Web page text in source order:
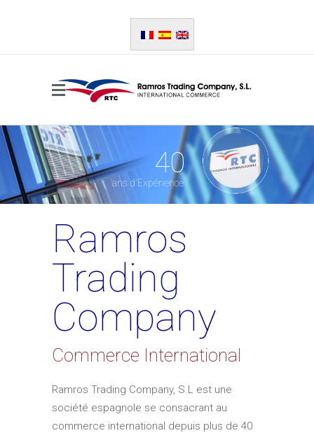
40
ans d'Expérience
Ramros
Trading
Company
Commerce International
Ramros Trading Company, S.L est une
société espagnole se consacrant au
commerce international depuis plus de 40